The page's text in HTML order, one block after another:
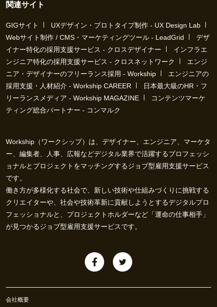
関連サイト
GIGサイト
UXデザイン・プロトタイプ制作 - UX Design Lab
Webサイト制作 / CMS・マーケティングツール - LeadGrid
デザ
イナー特化の採用支援サービス - クロスデザイナー
インフラエ
ンジニア特化の採用支援サービス - クロスネットワーク
エンジ
ニア・デザイナーのフリーランス採用 - Workship
エンジニアの
採用支援・人材紹介 - Workship CAREER
日本最大級のHR・フ
リーランスメディア - Workship MAGAZINE
コンテンツマーケ
ティング総合パートナー - コンマルク
Workship（ワークシップ）は、デザイナー、エンジニア、マーケタ
ー、編集者、人事、広報などデジタル業界で活躍するプロフェッシ
ョナルとプロジェクトをマッチングするジョブ型雇用支援サービス
です。
働き方が多様化する社会で、新しい技術や仕組みづくりに挑戦する
クリエイターや、社会や技術革新に貢献しようとするデジタルプロ
フェッショナルと、プロジェクトホルダーなど「運命の仕事相手」
が見つかるジョブ型雇用支援サービスです。
会社概要